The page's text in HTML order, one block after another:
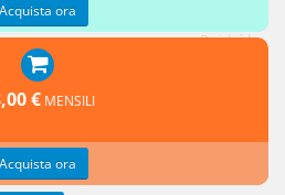
Poiché la
Acquista ora
€ MENSILI
Acquista ora